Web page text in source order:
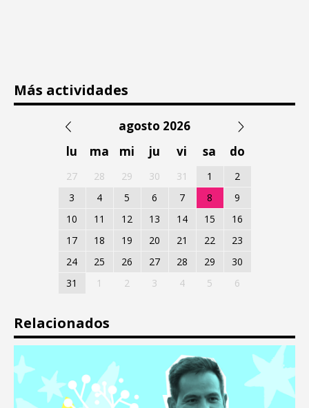
Más actividades
agosto 2026
lu
ma mi ju vi sa do
27 28 29 30 31 1
2
3
4 5 6 7 8
9
10
11 12 13 14 15
16
17
18 19 20 21 22
23
24
25 26 27 28 29
30
31
1 2 3 4 5 6
Relacionados